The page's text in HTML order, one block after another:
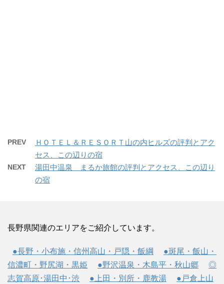
PREV
ＨＯＴＥＬ＆ＲＥＳＯＲＴ山の内ヒルズの評判とアク
セス、この辺りの宿
NEXT
湯田中温泉 まるか旅館の評判とアクセス、この辺り
の宿
長野県関連のエリアをご紹介しています。
●長野・小布施・信州高山・戸隠・飯綱
●斑尾・飯山・
信濃町・野尻湖・黒姫
●野沢温泉・木島平・秋山郷
◎
志賀高原･湯田中･渋
●上田・別所・鹿教湯
●戸倉上山